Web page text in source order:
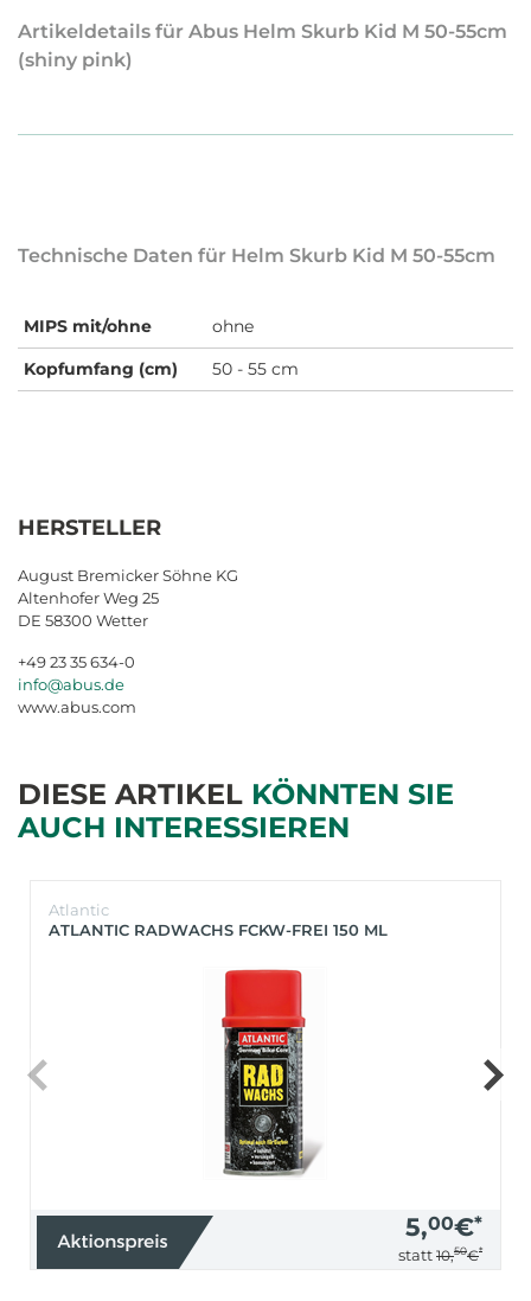
Artikeldetails für Abus Helm Skurb Kid M 50-55cm
(shiny pink)
Technische Daten für Helm Skurb Kid M 50-55cm
MIPS mit/ohne
ohne
Kopfumfang (cm)
50 - 55 cm
HERSTELLER
August Bremicker Söhne KG
Altenhofer Weg 25
DE 58300 Wetter
+49 23 35 634-0
info@abus.de
www.abus.com
DIESE ARTIKEL KÖNNTEN SIE
AUCH INTERESSIEREN
Atlantic
ATLANTIC RADWACHS FCKW-FREI 150 ML
5,00€*
statt 10,50€*